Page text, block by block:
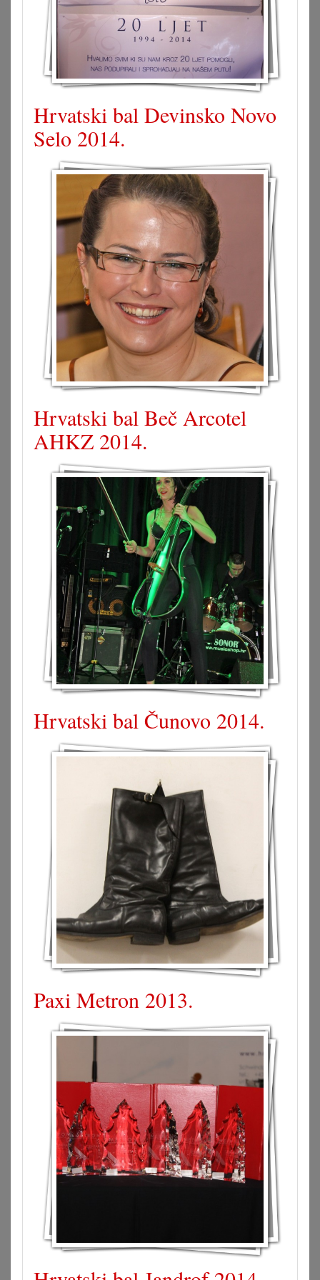
Hrvatski bal Devinsko Novo
Selo 2014.
Hrvatski bal Beč Arcotel
AHKZ 2014.
Hrvatski bal Čunovo 2014.
Paxi Metron 2013.